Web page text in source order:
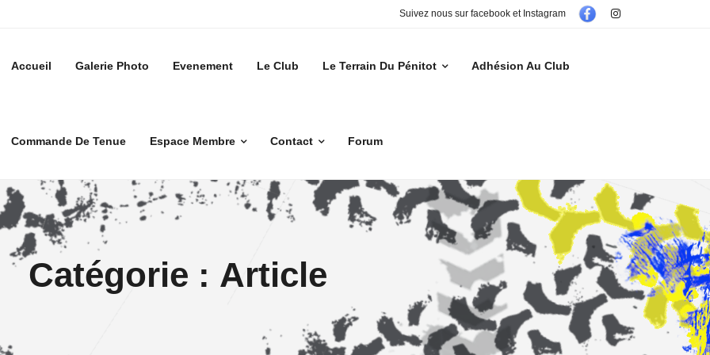
Suivez nous sur facebook et Instagram
Accueil Galerie Photo Evenement Le Club Le Terrain Du Pénitot Adhésion Au Club
Commande De Tenue Espace Membre Contact Forum
Catégorie : Article